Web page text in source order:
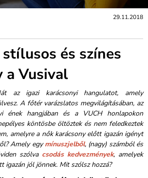
29.11.2018
és színes
a Vusival
az igazi karácsonyi hangulatot, amely
A főtér varázslatos megvilágításában, az
ének hangjában és a VUCH honlapokon
köntösbe öltöztek és nem feledkeztek
amelyre a nők karácsony előtt igazán igényt
Amely egymínuszjelből, (nagy) számból és
szólva csodás kedvezmények, amelyek
igazán jól jönnek. Mit szólsz hozzá?